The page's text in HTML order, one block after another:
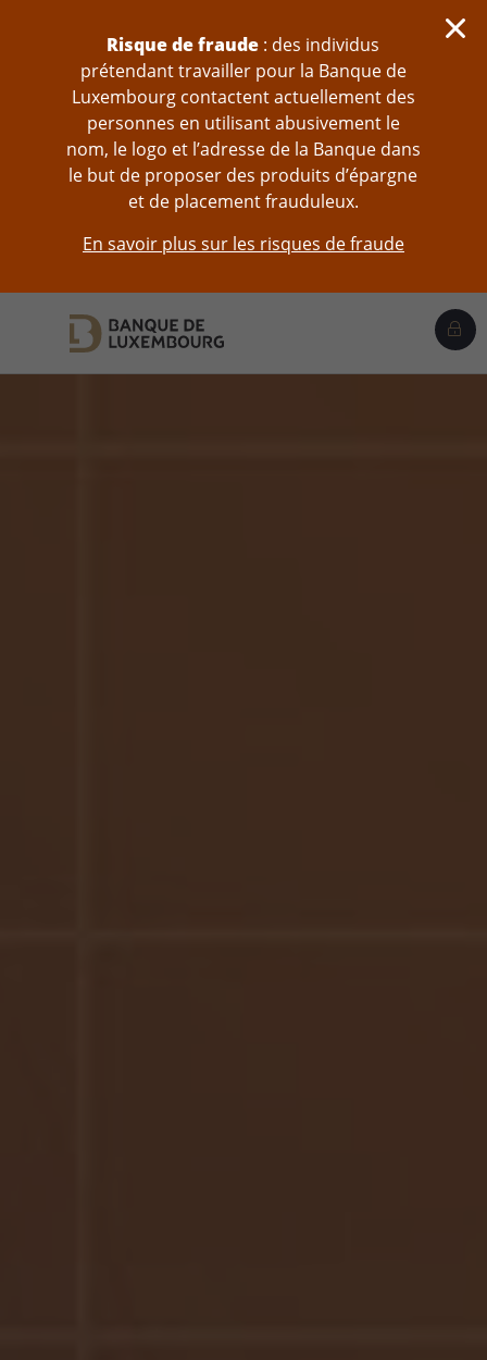
Risque de fraude : des individus
prétendant travailler pour la Banque de
Luxembourg contactent actuellement des
personnes en utilisant abusivement le
nom, le logo et l’adresse de la Banque dans
le but de proposer des produits d’épargne
et de placement frauduleux.
En savoir plus sur les risques de fraude